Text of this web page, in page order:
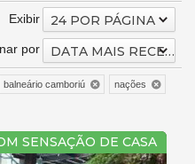
Exibir 24 POR PÁGINA
por DATA MAIS RECENTE
balneário camboriú
nações
SENSAÇÃO DE CASA